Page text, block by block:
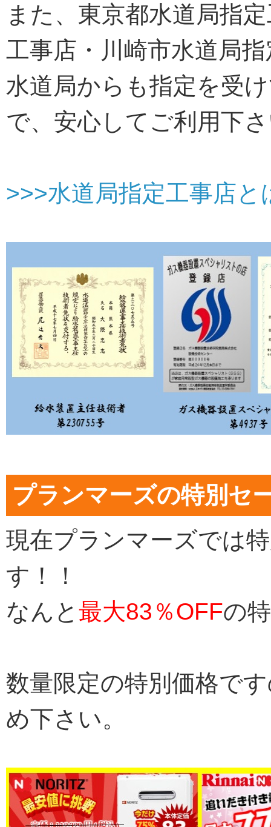
また、東京都水道局指
工事店・川崎市水道局
水道局からも指定を受
で、安心してご利用下
>>>水道局指定工事店と
プランマーズの特別セ
現在プランマーズでは
す！！
なんと 最大83％OFFの
数量限定の特別価格で
め下さい。